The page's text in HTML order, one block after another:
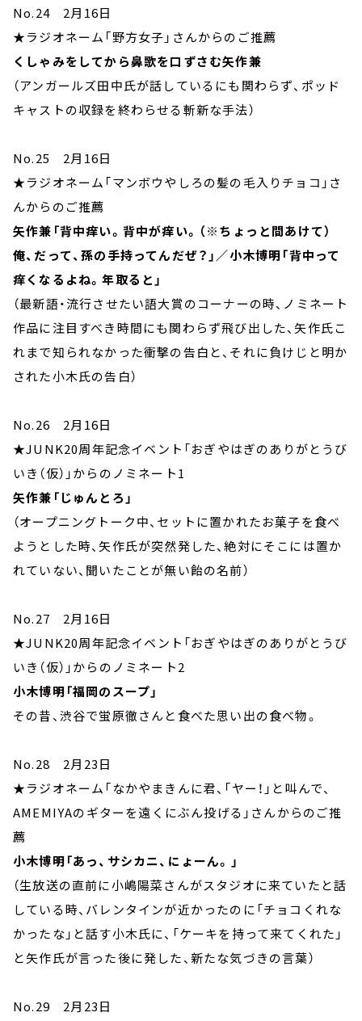
No.24 2月16日
★ラジオネーム「野方女子」さんからのご推薦
くしゃみをしてから鼻歌を口ずさむ矢作兼
（アンガールズ田中氏が話しているにも関わらず、ポッド
キャストの収録を終わらせる斬新な手法）
No.25 2月16日
★ラジオネーム「マンボウやしろの髪の毛入りチョコ」さ
んからのご推薦
矢作兼「背中痒い。背中が痒い。（※ちょっと間あけて）
俺、だって、孫の手持ってんだぜ？」／小木博明「背中って
痒くなるよね。年取ると」
（最新語・流行させたい語大賞のコーナーの時、ノミネート
作品に注目すべき時間にも関わらず飛び出した、矢作氏こ
れまで知られなかった衝撃の告白と、それに負けじと明か
された小木氏の告白）
No.26 2月16日
★JUNK20周年記念イベント「おぎやはぎのありがとうび
いき（仮）」からのノミネート1
矢作兼「じゅんとろ」
（オープニングトーク中、セットに置かれたお菓子を食べ
ようとした時、矢作氏が突然発した、絶対にそこには置か
れていない、聞いたことが無い飴の名前）
No.27 2月16日
★JUNK20周年記念イベント「おぎやはぎのありがとうび
いき（仮）」からのノミネート2
小木博明「福岡のスープ」
その昔、渋谷で蛍原徹さんと食べた思い出の食べ物。
No.28 2月23日
★ラジオネーム「なかやまきんに君、「ヤー！」と叫んで、
AMEMIYAのギターを遠くにぶん投げる」さんからのご推
薦
小木博明「あっ、サシカニ、にょーん。」
（生放送の直前に小嶋陽菜さんがスタジオに来ていたと話
している時、バレンタインが近かったのに「チョコくれな
かったな」と話す小木氏に、「ケーキを持って来てくれた」
と矢作氏が言った後に発した、新たな気づきの言葉）
No.29 2月23日